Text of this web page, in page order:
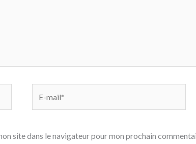
mail*
site dans le navigateur pour mon prochain